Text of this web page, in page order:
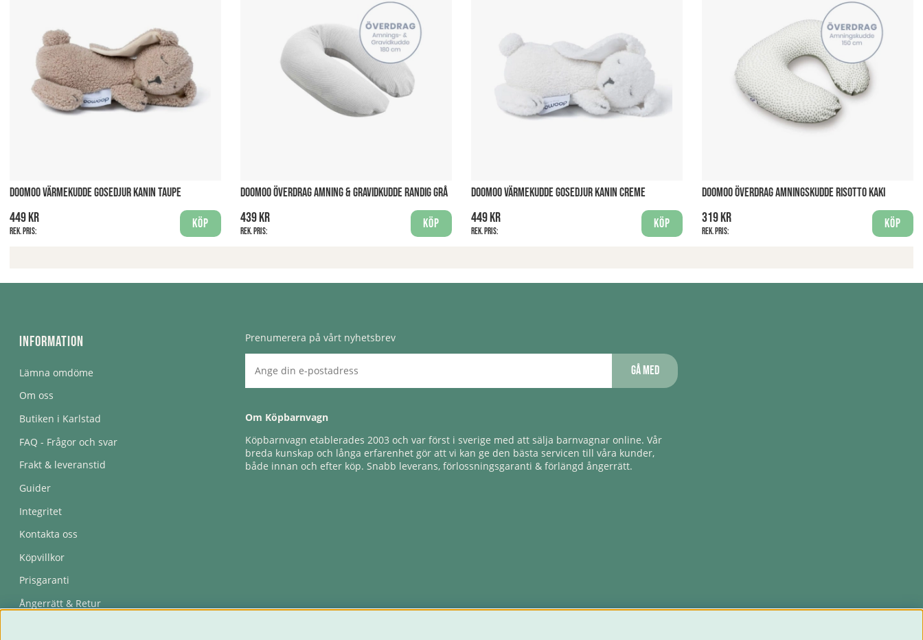
DOOMOO VÄRMEKUDDE GOSEDJUR KANIN TAUPE
449 kr
Rek. pris:
Köp
DOOMOO ÖVERDRAG AMNING & GRAVIDKUDDE RANDIG GRÅ
439 kr
Rek. pris:
Köp
DOOMOO VÄRMEKUDDE GOSEDJUR KANIN CREME
449 kr
Rek. pris:
Köp
DOOMOO ÖVERDRAG AMNINGSKUDDE RISOTTO KAKI
319 kr
Rek. pris:
Köp
Information
Lämna omdöme
Om oss
Butiken i Karlstad
FAQ - Frågor och svar
Frakt & leveranstid
Guider
Integritet
Kontakta oss
Köpvillkor
Prisgaranti
Ångerrätt & Retur
Prenumerera på vårt nyhetsbrev
Gå med
Om Köpbarnvagn
Köpbarnvagn etablerades 2003 och var först i sverige med att sälja barnvagnar online. Vår
breda kunskap och långa erfarenhet gör att vi kan ge den bästa servicen till våra kunder,
både innan och efter köp. Snabb leverans, förlossningsgaranti & förlängd ångerrätt.